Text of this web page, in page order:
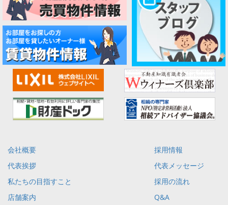
会社概要
代表挨拶
私たちの目指すこと
店舗案内
採用情報
代表メッセージ
採用の流れ
Q&A